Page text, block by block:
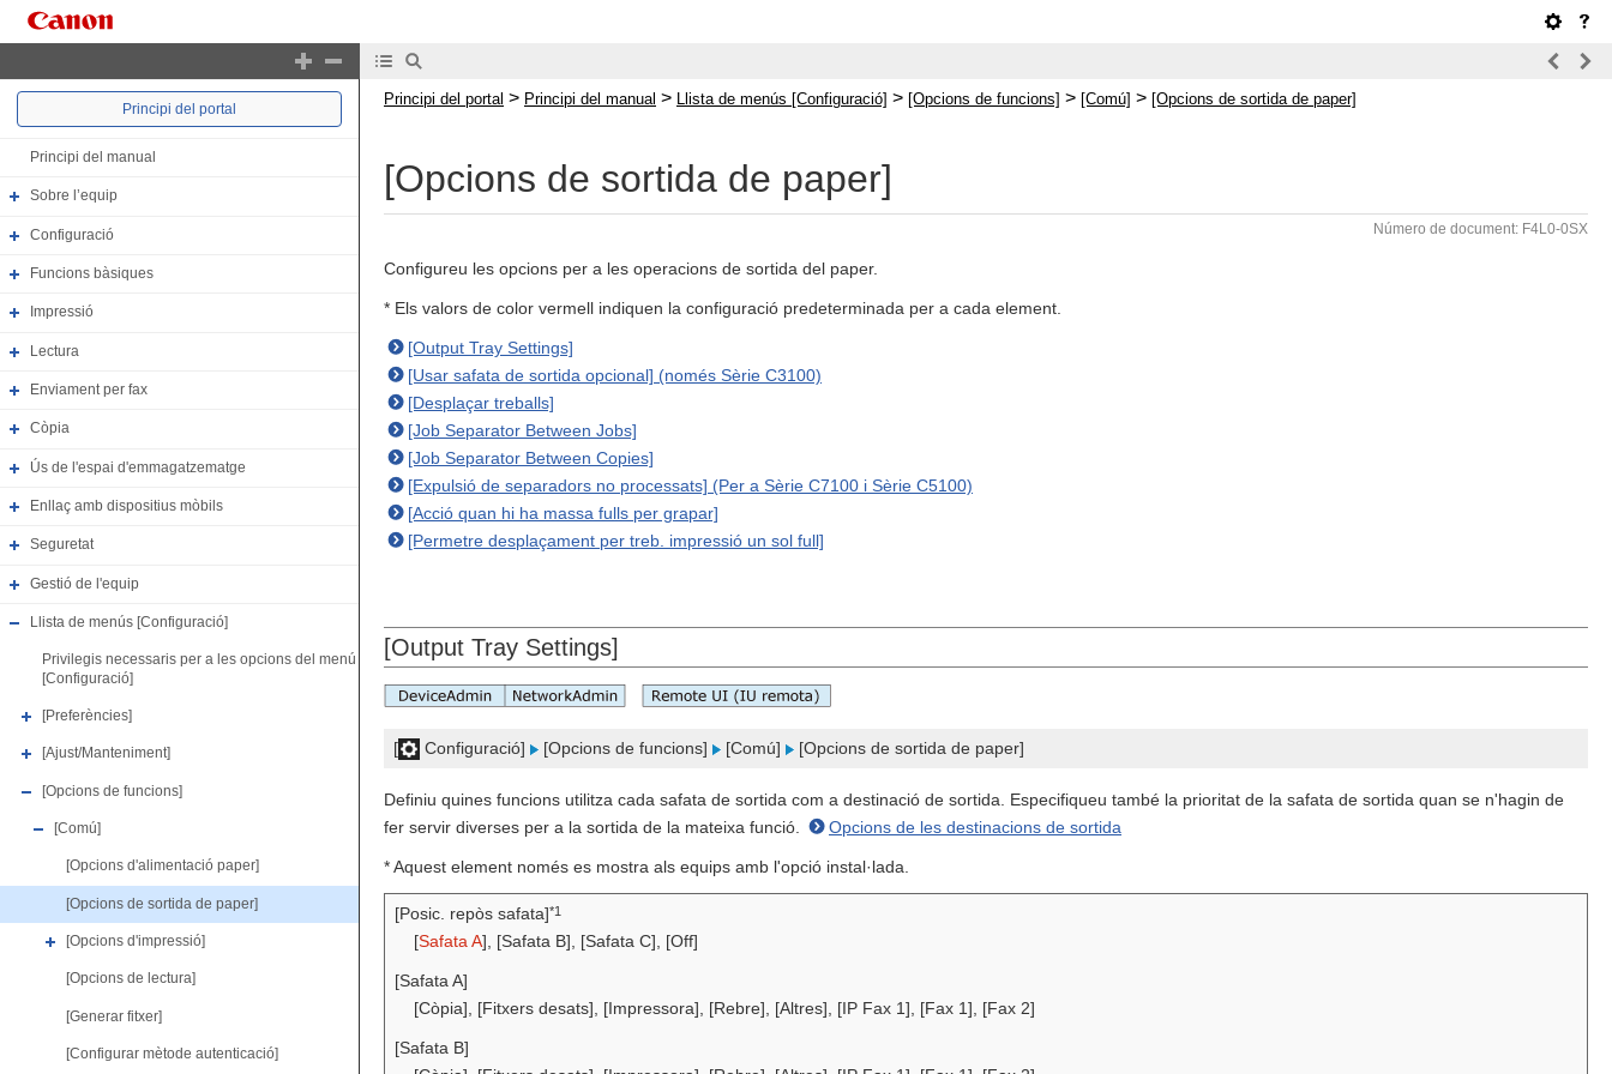
Principi del portal
Principi del manual
Sobre l’equip
Configuració
Funcions bàsiques
Impressió
Lectura
Enviament per fax
Còpia
Ús de l'espai d'emmagatzematge
Enllaç amb dispositius mòbils
Seguretat
Gestió de l'equip
Llista de menús [Configuració]
Privilegis necessaris per a les opcions del menú
[Configuració]
[Preferències]
[Ajust/Manteniment]
[Opcions de funcions]
[Comú]
[Opcions d'alimentació paper]
[Opcions de sortida de paper]
[Opcions d'impressió]
[Opcions de lectura]
[Generar fitxer]
[Configurar mètode autenticació]
Principi del portal > Principi del manual > Llista de menús [Configuració] > [Opcions de funcions] > [Comú] > [Opcions de sortida de paper]
[Opcions de sortida de paper]
Número de document: F4L0-0SX
Configureu les opcions per a les operacions de sortida del paper.
* Els valors de color vermell indiquen la configuració predeterminada per a cada element.
[Output Tray Settings]
[Usar safata de sortida opcional] (només Sèrie C3100)
[Desplaçar treballs]
[Job Separator Between Jobs]
[Job Separator Between Copies]
[Expulsió de separadors no processats] (Per a Sèrie C7100 i Sèrie C5100)
[Acció quan hi ha massa fulls per grapar]
[Permetre desplaçament per treb. impressió un sol full]
[Output Tray Settings]
[ Configuració] [Opcions de funcions] [Comú] [Opcions de sortida de paper]
Definiu quines funcions utilitza cada safata de sortida com a destinació de sortida. Especifiqueu també la prioritat de la safata de sortida quan se n'hagin de
fer servir diverses per a la sortida de la mateixa funció.
Opcions de les destinacions de sortida
* Aquest element només es mostra als equips amb l'opció instal·lada.
[Posic. repòs safata]*1
[Safata A], [Safata B], [Safata C], [Off]
[Safata A]
[Còpia], [Fitxers desats], [Impressora], [Rebre], [Altres], [IP Fax 1], [Fax 1], [Fax 2]
[Safata B]